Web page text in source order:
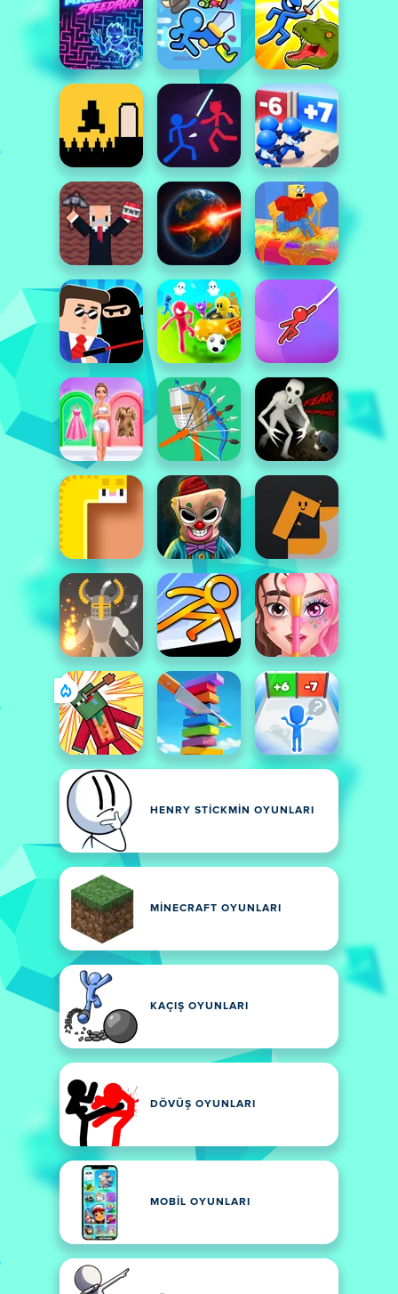
HENRY STICKMIN OYUNLARI
MINECRAFT OYUNLARI
KAÇIŞ OYUNLARI
DÖVÜŞ OYUNLARI
MOBIL OYUNLARI